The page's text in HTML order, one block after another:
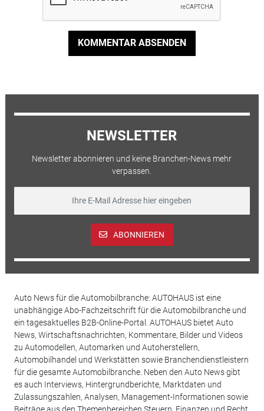
KOMMENTAR ABSENDEN
NEWSLETTER
Newsletter abonnieren und keine Branchen-News mehr
verpassen.
ABONNIEREN
Auto News für die Automobilbranche: AUTOHAUS ist eine
unabhängige Abo-Fachzeitschrift für die Automobilbranche und
ein tagesaktuelles B2B-Online-Portal. AUTOHAUS bietet Auto
News, Wirtschaftsnachrichten, Kommentare, Bilder und Videos
zu Automodellen, Automarken und Autoherstellern,
Automobilhandel und Werkstätten sowie Branchendienstleistern
für die gesamte Automobilbranche. Neben den Auto News gibt
es auch Interviews, Hintergrundberichte, Marktdaten und
Zulassungszahlen, Analysen, Management-Informationen sowie